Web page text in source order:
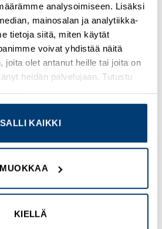
analysoimiseen. Lisäksi
mainosalan ja analytiikka-
tietoja siitä, miten käytät
voivat yhdistää näitä
joita olet antanut heille tai joita on
heidän palvelujaan. Tutustu
SALLI KAIKKI
MUOKKAA
KIELLÄ
Add to